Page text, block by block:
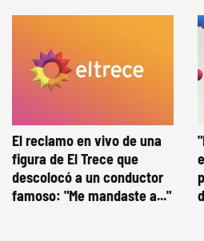
El reclamo en vivo de una
figura de El Trece que
descolocó a un conductor
famoso: "Me mandaste a..."